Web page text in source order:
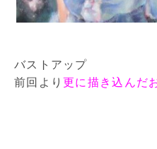
バストアップ
前回より更に描き込んだ